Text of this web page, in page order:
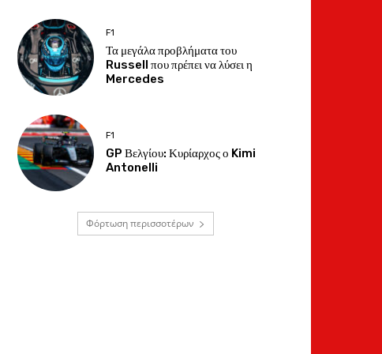
F1
Τα μεγάλα προβλήματα του
Russell που πρέπει να λύσει η
Mercedes
F1
GP Βελγίου: Κυρίαρχος ο Kimi
Antonelli
Φόρτωση περισσοτέρων